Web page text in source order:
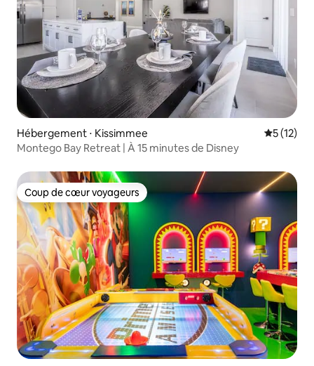
Hébergement ⋅ Kissimmee
5 (12)
Montego Bay Retreat | À 15 minutes de Disney
Coup de cœur voyageurs
Coup de cœur voyageurs